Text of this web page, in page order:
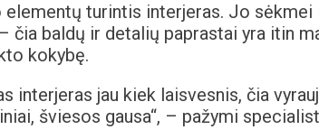
elementų turintis interjeras. Jo
čia baldų ir detalių paprastai yra itin
kokybę.
interjeras jau kiek laisvesnis, čia
šviesos gausa“, – pažymi